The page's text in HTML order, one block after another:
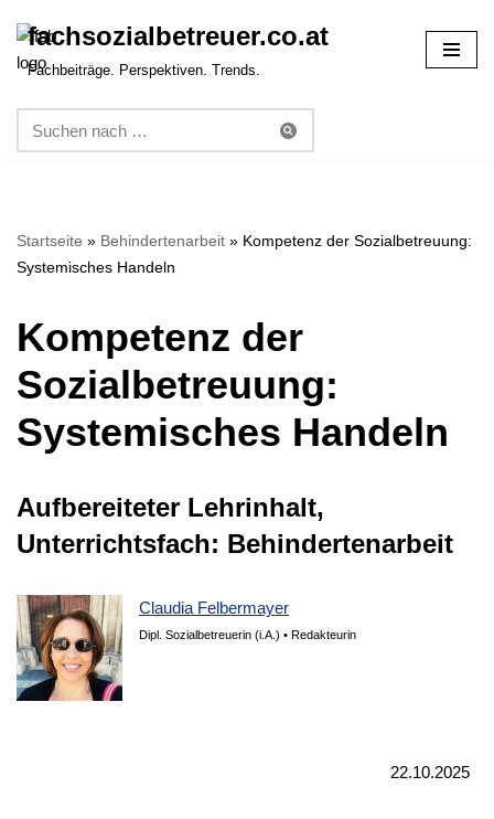
Zum
springen
fachsozialbetreuer.co.at
Fachbeiträge. Perspektiven. Trends.
Startseite » Behindertenarbeit » Kompetenz der Sozialbetreuung:
Systemisches Handeln
Kompetenz der
Sozialbetreuung:
Systemisches Handeln
Aufbereiteter Lehrinhalt,
Unterrichtsfach: Behindertenarbeit
Claudia Felbermayer
Dipl. Sozialbetreuerin (i.A.) • Redakteurin
22.10.2025